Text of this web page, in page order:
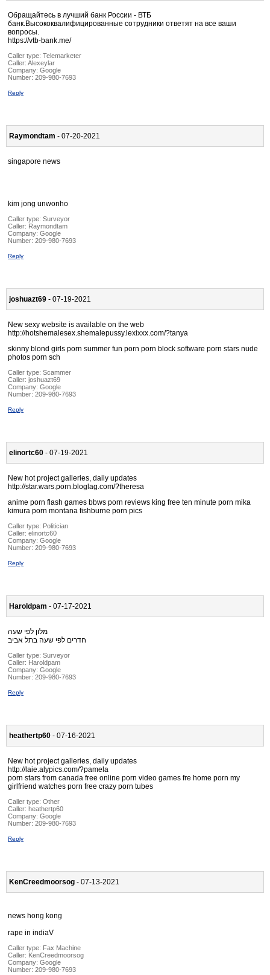
Обращайтесь в лучший банк России - ВТБ
банк.Высококвалифицированные сотрудники ответят на все ваши
вопросы.
https://vtb-bank.me/
Caller type: Telemarketer
Caller: Alexeylar
Company: Google
Number: 209-980-7693
Reply
Raymondtam - 07-20-2021
singapore news
kim jong unwonho
Caller type: Surveyor
Caller: Raymondtam
Company: Google
Number: 209-980-7693
Reply
joshuazt69 - 07-19-2021
New sexy website is available on the web
http://hotshemalesex.shemalepussy.lexixxx.com/?tanya
skinny blond girls porn summer fun porn porn block software porn stars nude
photos porn sch
Caller type: Scammer
Caller: joshuazt69
Company: Google
Number: 209-980-7693
Reply
elinortc60 - 07-19-2021
New hot project galleries, daily updates
http://star.wars.porn.bloglag.com/?theresa
anime porn flash games bbws porn reviews king free ten minute porn mika
kimura porn montana fishburne porn pics
Caller type: Politician
Caller: elinortc60
Company: Google
Number: 209-980-7693
Reply
Haroldpam - 07-17-2021
מלון לפי שעה
חדרים לפי שעה בתל אביב
Caller type: Surveyor
Caller: Haroldpam
Company: Google
Number: 209-980-7693
Reply
heathertp60 - 07-16-2021
New hot project galleries, daily updates
http://laie.alypics.com/?pamela
porn stars from canada free online porn video games fre home porn my
girlfriend watches porn free crazy porn tubes
Caller type: Other
Caller: heathertp60
Company: Google
Number: 209-980-7693
Reply
KenCreedmoorsog - 07-13-2021
news hong kong
rape in indiaV
Caller type: Fax Machine
Caller: KenCreedmoorsog
Company: Google
Number: 209-980-7693